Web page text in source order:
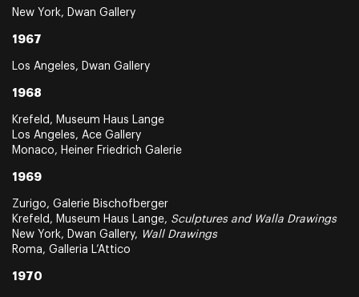
New York, Dwan Gallery
1967
Los Angeles, Dwan Gallery
1968
Krefeld, Museum Haus Lange
Los Angeles, Ace Gallery
Monaco, Heiner Friedrich Galerie
1969
Zurigo, Galerie Bischofberger
Krefeld, Museum Haus Lange, Sculptures and Walla Drawings
New York, Dwan Gallery,
Wall Drawings
Roma, Galleria L’Attico
1970